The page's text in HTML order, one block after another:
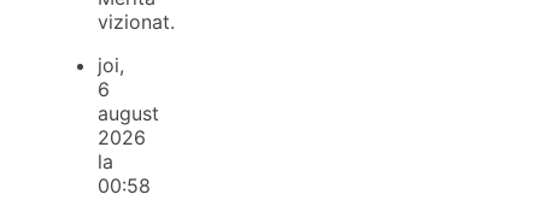
vizionat.
joi,
6
august
2026
la
00:58